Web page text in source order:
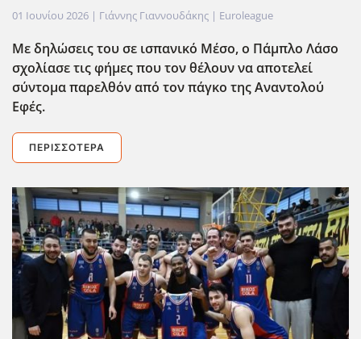
01 Ιουνίου 2026 | Γιάννης Γιαννουδάκης | Euroleague
Με δηλώσεις του σε ισπανικό Μέσο, ο Πάμπλο Λάσο
σχολίασε τις φήμες που τον θέλουν να αποτελεί
σύντομα παρελθόν από τον πάγκο της Αναντολού
Εφές.
ΠΕΡΙΣΣΌΤΕΡΑ